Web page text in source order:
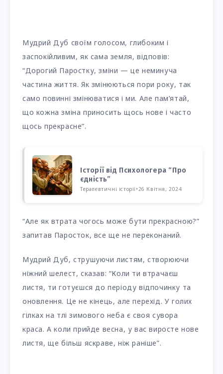
Мудрий Дуб своїм голосом, глибоким і
заспокійливим, як сама земля, відповів:
“Дорогий Паростку, зміни — це неминуча
частина життя. Як змінюються пори року, так
само повинні змінюватися і ми. Але пам’ятай,
що кожна зміна приносить щось нове і часто
щось прекрасне”.
Історії від Психологера “Про
єдність”
Терапевтичні історії•26 Квітня, 2024
“Але як втрата чогось може бути прекрасною?”
запитав Паросток, все ще не переконаний.
Мудрий Дуб, струшуючи листям, створюючи
ніжний шелест, сказав: “Коли ти втрачаєш
листя, ти готуєшся до періоду відпочинку та
оновлення. Це не кінець, але перехід. У голих
гілках на тлі зимового неба є своя сувора
краса. А коли прийде весна, у вас виросте нове
листя, ще більш яскраве, ніж раніше”.